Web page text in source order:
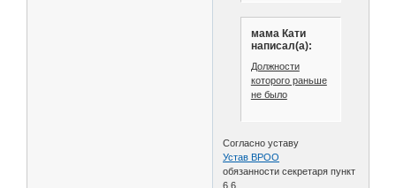
мама Кати
написал(а):
Должности
которого раньше
не было
Согласно уставу
Устав ВРОО
обязанности секретаря пункт
6.6